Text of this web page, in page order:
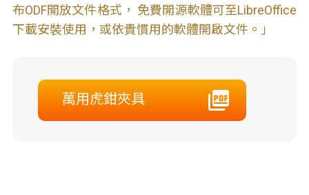
布ODF開放文件格式， 免費開源軟體可至LibreOffice
下載安裝使用，或依貴慣用的軟體開啟文件。」
萬用虎鉗夾具